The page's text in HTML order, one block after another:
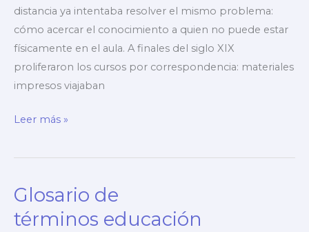
distancia ya intentaba resolver el mismo problema:
cómo acercar el conocimiento a quien no puede estar
físicamente en el aula. A finales del siglo XIX
proliferaron los cursos por correspondencia: materiales
impresos viajaban
Historia
la
online
Leer más »
Glosario de
términos educación